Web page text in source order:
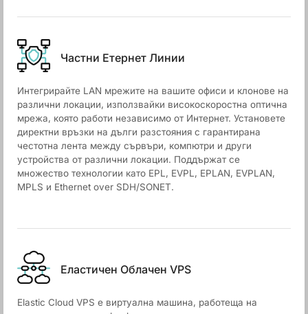
Частни Етернет Линии
Интегрирайте LAN мрежите на вашите офиси и клонове на
различни локации, използвайки високоскоростна оптична
мрежа, която работи независимо от Интернет. Установете
директни връзки на дълги разстояния с гарантирана
честотна лента между сървъри, компютри и други
устройства от различни локации. Поддържат се
множество технологии като EPL, EVPL, EPLAN, EVPLAN,
MPLS и Ethernet over SDH/SONET.
Еластичен Облачен VPS
Elastic Cloud VPS е виртуална машина, работеща на